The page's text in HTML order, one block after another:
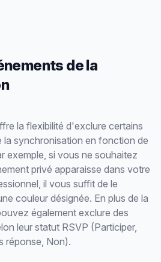
de la
la flexibilité d'exclure certains
la synchronisation en fonction de
exemple, si vous ne souhaitez
privé apparaisse dans votre
il vous suffit de le
couleur désignée. En plus de la
également exclure des
leur statut RSVP (Participer,
réponse, Non).